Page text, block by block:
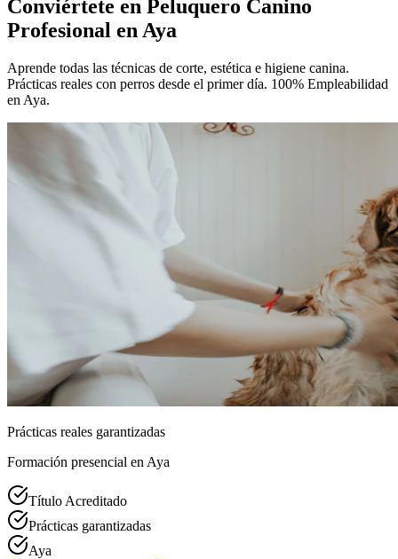
Conviértete en Peluquero Canino
Profesional en Aya
Aprende todas las técnicas de corte, estética e higiene canina.
Prácticas reales con perros desde el primer día. 100% Empleabilidad
en Aya.
Prácticas reales garantizadas
Formación presencial en Aya
Título Acreditado
Prácticas garantizadas
Aya